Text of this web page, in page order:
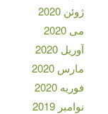
ژوئن 2020
می 2020
آوریل 2020
مارس 2020
فوریه 2020
نوامبر 2019